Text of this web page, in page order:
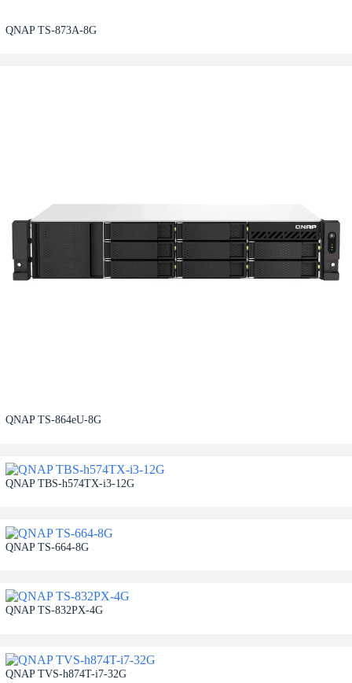
QNAP TS-873A-8G
QNAP TS-864eU-8G
QNAP TBS-h574TX-i3-12G
QNAP TS-664-8G
QNAP TS-832PX-4G
QNAP TVS-h874T-i7-32G